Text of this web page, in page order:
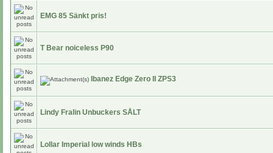
EMG 85 Sänkt pris!
T Bear noiceless P90
Ibanez Edge Zero II ZPS3
Lindy Fralin Unbuckers SÅLT
Lollar Imperial low winds HBs